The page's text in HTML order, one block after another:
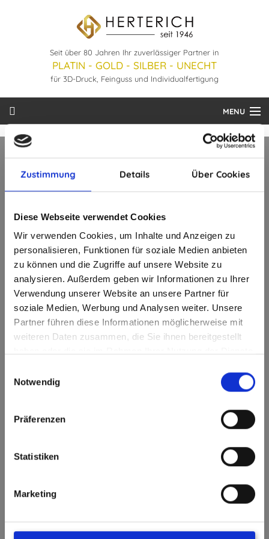
Zustimmung Details Über Cookies
Diese Webseite verwendet Cookies
Wir verwenden Cookies, um Inhalte und Anzeigen zu
personalisieren, Funktionen für soziale Medien anbieten
zu können und die Zugriffe auf unsere Website zu
analysieren. Außerdem geben wir Informationen zu Ihrer
Verwendung unserer Website an unsere Partner für
soziale Medien, Werbung und Analysen weiter. Unsere
Partner führen diese Informationen möglicherweise mit
weiteren Daten zusammen, die Sie ihnen bereitgestellt
Notwendig
Präferenzen
Statistiken
Marketing
Seit über 80 Jahren Ihr zuverlässiger Partner in
PLATIN - GOLD - SILBER - UNECHT
für 3D-Druck, Feinguss und Individualfertigung
MENU
Startseite
Unternehmen
Bestellung
Kontakt
Hier sind wir zu finden:
Hans Herterich GmbH + Co.KG
Burggartenstraße 17
75180 Pforzheim
Deutschland
So können Sie uns ereichen:
info@herterich.de
Unternehmen
Kontakt